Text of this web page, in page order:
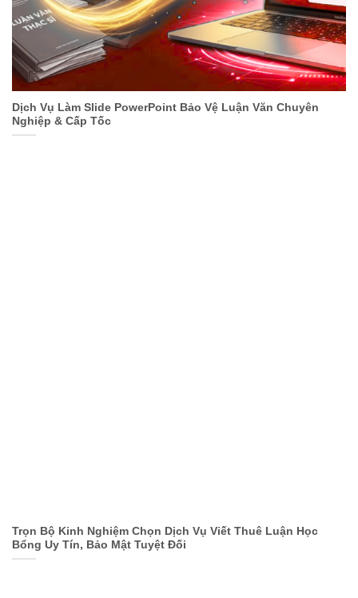
Dịch Vụ Làm Slide PowerPoint Bảo Vệ Luận Văn Chuyên
Nghiệp & Cấp Tốc
Trọn Bộ Kinh Nghiệm Chọn Dịch Vụ Viết Thuê Luận Học
Bổng Uy Tín, Bảo Mật Tuyệt Đối